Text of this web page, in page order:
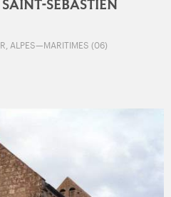
SÉBASTIEN
ALPES—MARITIMES (06)